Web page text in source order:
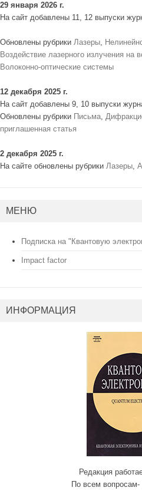
29 января 2026 г.
На сайт добавлены 11, 12 выпуски
Обновлены рубрики Лазеры,
Воздействие лазерного излучения на
Волоконно-оптические системы
12 декабря 2025 г.
На сайт добавлены 9, 10 выпуски
Обновлены рубрики Письма,
приглашенная статья
2 декабря 2025 г.
На сайте обновлены рубрики Лазеры,
МЕНЮ
Подписка на "Квантовую
Impact factor
ИНФОРМАЦИЯ
Редакция
По всем вопросам-